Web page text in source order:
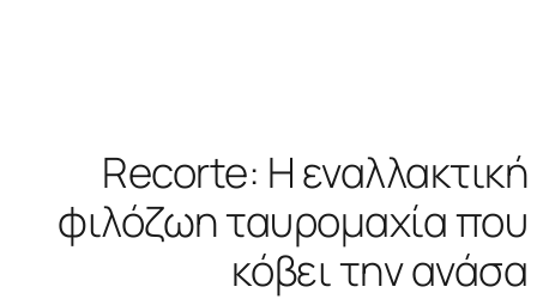
Recorte: Η εναλλακτική
φιλόζωη ταυρομαχία που
κόβει την ανάσα